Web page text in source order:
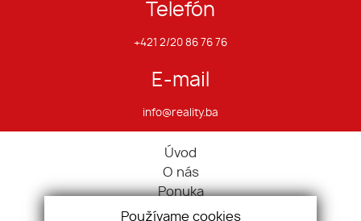
Telefón
+421 2/20 86 76 76
E-mail
info@reality.ba
Úvod
O nás
Ponuka
Pravidlá cookies
Používame cookies